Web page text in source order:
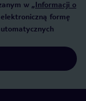
w „Informacji o
formę